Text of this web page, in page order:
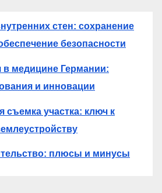
стен: сохранение
безопасности
медицине Германии:
и инновации
съемка участка: ключ к
плюсы и минусы